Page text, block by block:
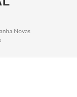
Novas